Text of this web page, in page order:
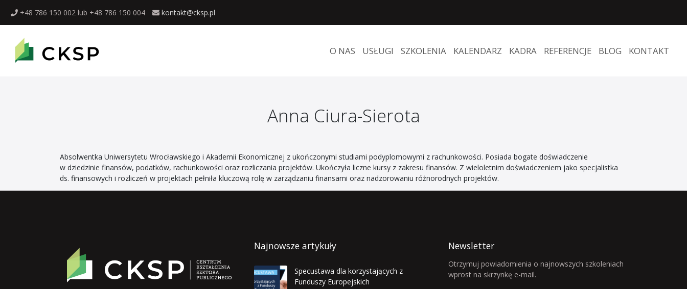
+48 786 150 002 lub +48 786 150 004 kontakt@cksp.pl
O NAS USŁUGI SZKOLENIA KALENDARZ KADRA REFERENCJE BLOG KONTAKT
Anna Ciura-Sierota
Absolwentka Uniwersytetu Wrocławskiego i Akademii Ekonomicznej z ukończonymi studiami podyplomowymi z rachunkowości. Posiada bogate doświadczenie
w dziedzinie finansów, podatków, rachunkowości oraz rozliczania projektów. Ukończyła liczne kursy z zakresu finansów. Z wieloletnim doświadczeniem jako specjalistka
ds. finansowych i rozliczeń w projektach pełniła kluczową rolę w zarządzaniu finansami oraz nadzorowaniu różnorodnych projektów.
Najnowsze artykuły
Specustawa dla korzystających z
Funduszy Europejskich
Newsletter
Otrzymuj powiadomienia o najnowszych szkoleniach
wprost na skrzynkę e-mail.